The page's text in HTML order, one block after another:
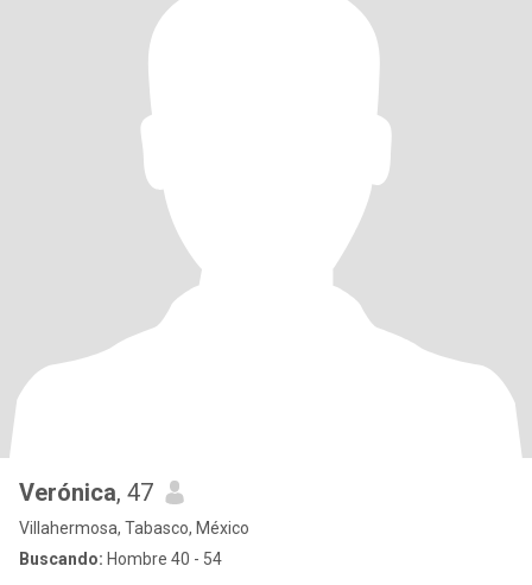
Verónica, 47
Villahermosa, Tabasco, México
Buscando: Hombre 40 - 54